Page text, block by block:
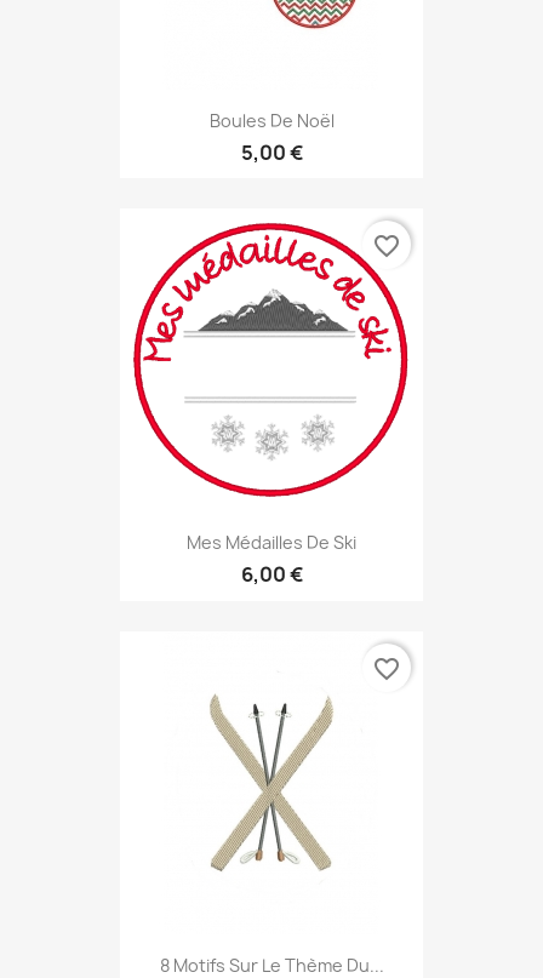
Boules De Noël
5,00 €
Mes Médailles De Ski
6,00 €
favorite_border
8 Motifs Sur Le Thème Du...
favorite_border